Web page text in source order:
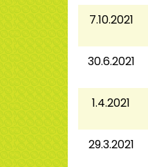
7.10.2021
30.6.2021
1.4.2021
29.3.2021